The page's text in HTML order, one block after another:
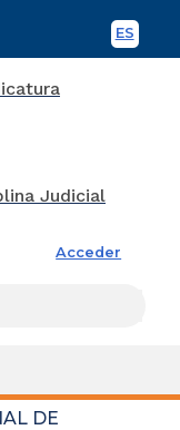
ES
Acceder
DE